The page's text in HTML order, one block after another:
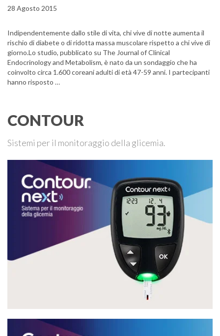
28 Agosto 2015
Indipendentemente dallo stile di vita, chi vive di notte aumenta il
rischio di diabete o di ridotta massa muscolare rispetto a chi vive di
giorno.Lo studio, pubblicato su The Journal of Clinical
Endocrinology and Metabolism, è nato da un sondaggio che ha
coinvolto circa 1.600 coreani adulti di età 47-59 anni. I partecipanti
hanno risposto …
CONTOUR
Sistemi per il monitoraggio della glicemia.